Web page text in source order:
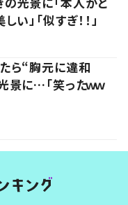
い」「似すぎ！！」
ら“胸元に違和
に…「笑ったｗｗ